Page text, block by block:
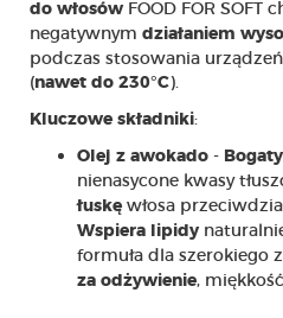
do włosówFOOD FOR SOFT
negatywnym działaniem
podczas stosowania
(nawet do 230°C).
Kluczowe składniki:
Olej z awokado -
nienasycone kwasy
łuskę włosa
Wspiera lipidy
formuła dla szerokiego
za odżywienie,